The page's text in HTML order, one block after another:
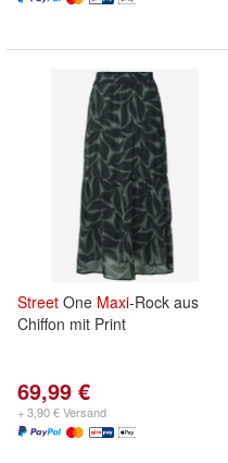
Street One Maxi-Rock aus
Chiffon mit Print
69,99 €
+ 3,90 € Versand